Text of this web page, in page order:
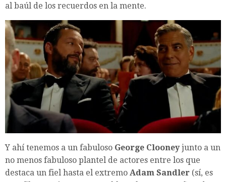
al baúl de los recuerdos en la mente.
Y ahí tenemos a un fabuloso George Clooneyjunto a un
no menos fabuloso plantel de actores entre los que
destaca un fiel hasta el extremo Adam Sandler (sí, es